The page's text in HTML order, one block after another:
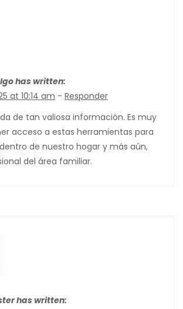
has written:
at 10:14 am - Responder
de tan valiosa información. Es muy
acceso a estas herramientas para
de nuestro hogar y más aún,
del área familiar.
has written: